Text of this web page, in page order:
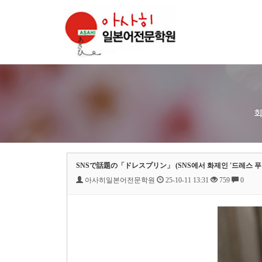
SNSで話題の「ドレスプリン」 (SNS에서 화제인 '드레스
아사히일본어전문학원
25-10-11 13:31 759 0